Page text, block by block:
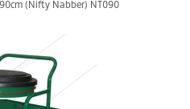
(Nifty Nabber) NT090